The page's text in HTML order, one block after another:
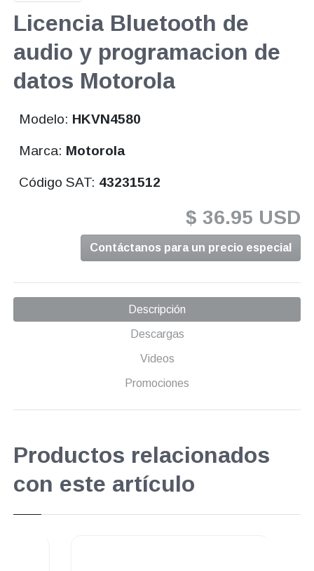
Licencia Bluetooth de
audio y programacion de
datos Motorola
Modelo: HKVN4580
Marca: Motorola
Código SAT: 43231512
$ 36.95 USD
Contáctanos para un precio especial
Descripción
Descargas
Videos
Promociones
Productos relacionados
con este artículo